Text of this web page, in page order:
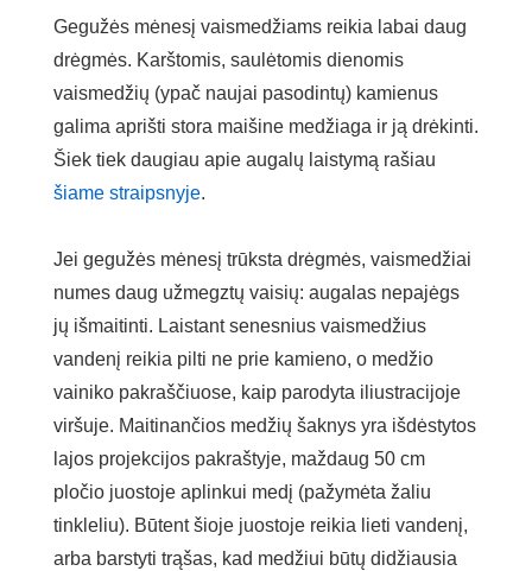
Gegužės mėnesį vaismedžiams reikia labai daug
drėgmės. Karštomis, saulėtomis dienomis
vaismedžių (ypač naujai pasodintų) kamienus
galima aprišti stora maišine medžiaga ir ją drėkinti.
Šiek tiek daugiau apie augalų laistymą rašiau
šiame straipsnyje.
Jei gegužės mėnesį trūksta drėgmės, vaismedžiai
numes daug užmegztų vaisių: augalas nepajėgs
jų išmaitinti. Laistant senesnius vaismedžius
vandenį reikia pilti ne prie kamieno, o medžio
vainiko pakraščiuose, kaip parodyta iliustracijoje
viršuje. Maitinančios medžių šaknys yra išdėstytos
lajos projekcijos pakraštyje, maždaug 50 cm
pločio juostoje aplinkui medį (pažymėta žaliu
tinkleliu). Būtent šioje juostoje reikia lieti vandenį,
arba barstyti trąšas, kad medžiui būtų didžiausia